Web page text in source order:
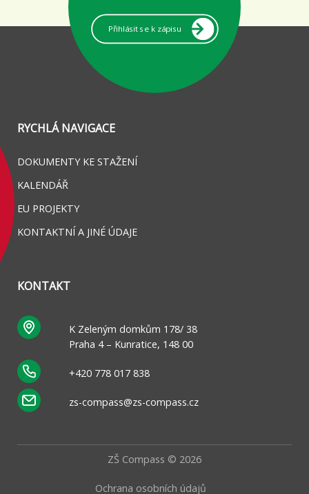
RYCHLÁ NAVIGACE
DOKUMENTY KE STAŽENÍ
KALENDÁŘ
EU PROJEKTY
KONTAKTNÍ A JINÉ ÚDAJE
KONTAKT
K Zeleným domkům 178/ 38
Praha 4 – Kunratice, 148 00
+420 778 017 838
zs-compass@zs-compass.cz
Přihlásit se k zápisu
ZŠ Compass © 2026
Ochrana osobních údajů